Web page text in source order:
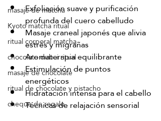
masaje de matcha
Kyoto matcha ritual
ritual corporal matcha
chocolate dubai ritual
masaje de chocolate
ritual de chocolate y pistacho
cheque de regalo
Exfoliación suave y purificación
profunda del cuero cabelludo
Masaje craneal japonés que alivia
estrés y migrañas
Aromaterapia equilibrante
Estimulación de puntos
energéticos
Hidratación intensa para el cabello
Técnicas de relajación sensorial